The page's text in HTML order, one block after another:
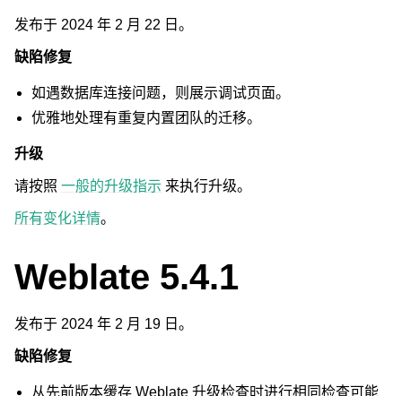
发布于 2024 年 2 月 22 日。
缺陷修复
如遇数据库连接问题，则展示调试页面。
优雅地处理有重复内置团队的迁移。
升级
请按照 一般的升级指示 来执行升级。
所有变化详情。
Weblate 5.4.1
发布于 2024 年 2 月 19 日。
缺陷修复
从先前版本缓存 Weblate 升级检查时进行相同检查可能